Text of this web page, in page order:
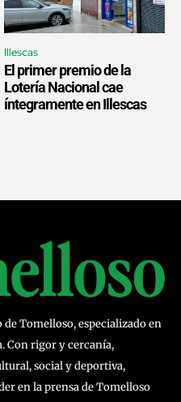
Illescas
El primer premio de la
Lotería Nacional cae
íntegramente en Illescas
Tomelloso, especializado en
Con rigor y cercanía,
social y deportiva,
en la prensa de Tomelloso